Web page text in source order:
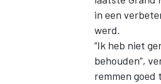
WEC
in een
werd.
“Ik heb niet
behouden”,
remmen